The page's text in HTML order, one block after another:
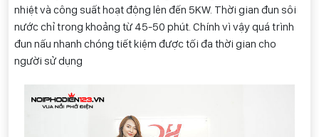
nhiệt và công suất hoạt động lên đến 5KW. Thời gian đun sôi
nước chỉ trong khoảng từ 45-50 phút. Chính vì vậy quá trình
đun nấu nhanh chóng tiết kiệm được tối đa thời gian cho
người sử dụng